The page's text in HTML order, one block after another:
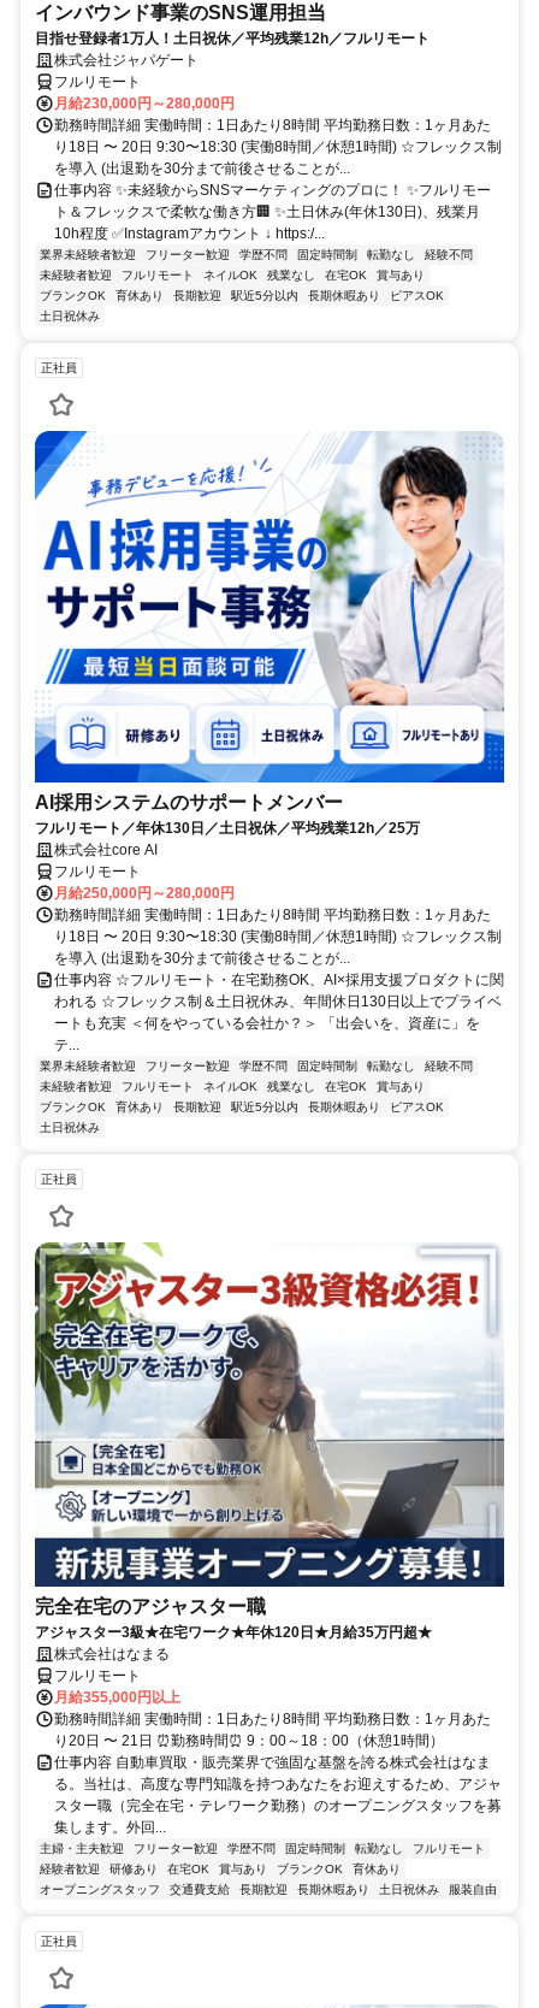
インバウンド事業のSNS運用担当
目指せ登録者1万人！土日祝休／平均残業12h／フルリモート
株式会社ジャパゲート
フルリモート
月給230,000円～280,000円
勤務時間詳細 実働時間：1日あたり8時間 平均勤務日数：1ヶ月あた
り18日 〜 20日 9:30〜18:30 (実働8時間／休憩1時間) ☆フレックス制
を導入 (出退勤を30分まで前後させることが...
仕事内容 ✨未経験からSNSマーケティングのプロに！ ✨フルリモー
ト＆フレックスで柔軟な働き方🏢 ✨土日休み(年休130日)、残業月
10h程度 ✅Instagramアカウント ↓ https:/...
業界未経験者歓迎 フリーター歓迎 学歴不問 固定時間制 転勤なし
経験不問
未経験者歓迎
フルリモート ネイルOK 残業なし 在宅OK
賞与あり
ブランクOK
育休あり 長期歓迎 駅近5分以内 長期休暇あり
ピアスOK
土日祝休み
正社員
AI採用システムのサポートメンバー
フルリモート／年休130日／土日祝休／平均残業12h／25万
株式会社core AI
フルリモート
月給250,000円～280,000円
勤務時間詳細 実働時間：1日あたり8時間 平均勤務日数：1ヶ月あた
り18日 〜 20日 9:30〜18:30 (実働8時間／休憩1時間) ☆フレックス制
を導入 (出退勤を30分まで前後させることが...
仕事内容 ☆フルリモート・在宅勤務OK、AI×採用支援プロダクトに関
われる ☆フレックス制＆土日祝休み、年間休日130日以上でプライベ
ートも充実 ＜何をやっている会社か？＞ 「出会いを、資産に」を
テ...
業界未経験者歓迎 フリーター歓迎 学歴不問 固定時間制 転勤なし
経験不問
未経験者歓迎
フルリモート ネイルOK 残業なし 在宅OK
賞与あり
ブランクOK
育休あり 長期歓迎 駅近5分以内 長期休暇あり
ピアスOK
土日祝休み
正社員
完全在宅のアジャスター職
アジャスター3級★在宅ワーク★年休120日★月給35万円超★
株式会社はなまる
フルリモート
月給355,000円以上
勤務時間詳細 実働時間：1日あたり8時間 平均勤務日数：1ヶ月あた
り20日 〜 21日 ⏰勤務時間⏰ 9：00～18：00（休憩1時間）
仕事内容 自動車買取・販売業界で強固な基盤を誇る株式会社はなま
る。当社は、高度な専門知識を持つあなたをお迎えするため、アジャ
スター職（完全在宅・テレワーク勤務）のオープニングスタッフを募
集します。外回...
主婦・主夫歓迎 フリーター歓迎 学歴不問 固定時間制 転勤なし
フルリモート
経験者歓迎
研修あり 在宅OK 賞与あり ブランクOK
育休あり
オープニングスタッフ
交通費支給 長期歓迎 長期休暇あり 土日祝休み 服装自由
正社員